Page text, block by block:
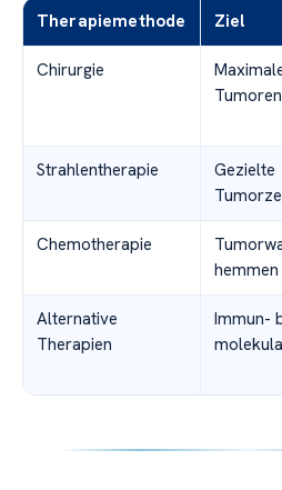
Therapiemethode Ziel
Chirurgie
Strahlentherapie
Gezielte
Chemotherapie
hemmen
Alternative
Therapien
Immun-